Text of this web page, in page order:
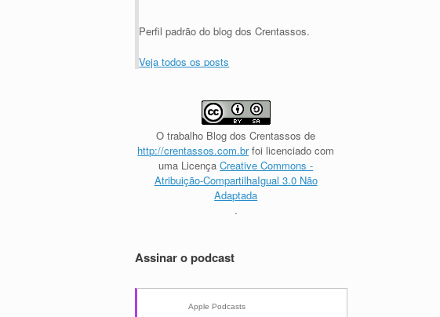
Perfil padrão do blog dos Crentassos.
Veja todos os posts
O trabalho Blog dos Crentassos de
http://crentassos.com.brfoi licenciado com
uma LicençaCreative Commons -
Atribuição-CompartilhaIgual 3.0 Não
Adaptada
.
Assinar o podcast
Apple Podcasts